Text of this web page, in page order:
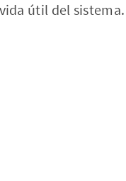
útil del sistema.